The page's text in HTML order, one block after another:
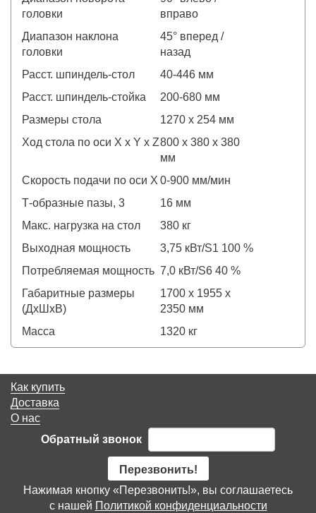
головки
вправо
Диапазон наклона
головки
45° вперед /
назад
Расст. шпиндель-стол
40-446 мм
Расст. шпиндель-стойка
200-680 мм
Размеры стола
1270 х 254 мм
Ход стола по оси X х Y х Z800 х 380 х 380
мм
Скорость подачи по оси X 0-900 мм/мин
Т-образные пазы, 3
16 мм
Макс. нагрузка на стол
380 кг
Выходная мощность
3,75 кВт/S1 100 %
Потребляемая мощность 7,0 кВт/S6 40 %
Габаритные размеры
(ДхШхВ)
1700 х 1955 х
2350 мм
Масса
1320 кг
Как купить
Доставка
О нас
Обратный звонок
Перезвонить!
Нажимая кнопку «Перезвонить!», вы соглашаетесь
с нашей Политикой конфиденциальности